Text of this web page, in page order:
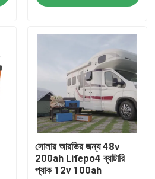
সোলার আরভির জন্য 48v
200ah Lifepo4 ব্যাটারি
প্যাক 12v 100ah